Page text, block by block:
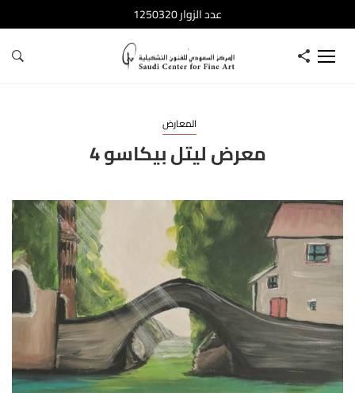
عدد الزوار 1250320
المعارض
معرض ليتل بيكاسو 4